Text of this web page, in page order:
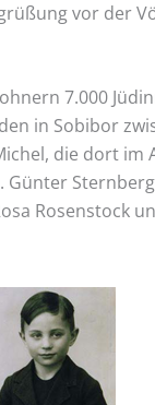
vor der
7.000
in Sobibor
die dort im
Günter
Rosenstock